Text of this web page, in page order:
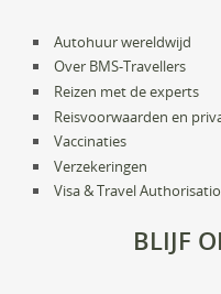
Autohuur wereldwijd
Over BMS-Travellers
Reizen met de experts
Reisvoorwaarden en
Vaccinaties
Verzekeringen
Visa & Travel
BLIJF